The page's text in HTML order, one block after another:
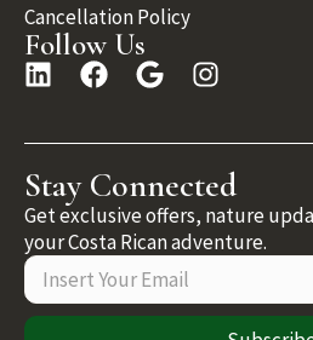
Cancellation Policy
Follow Us
Stay Connected
Get exclusive offers, nature
your Costa Rican adventure.